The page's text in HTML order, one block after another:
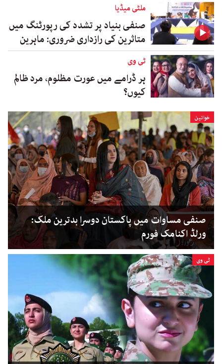
ملٹی میڈیا
صنفی بنیاد پر تشدد کی رپورٹنگ میں
متاثرین کی رازداری ضروری: ماہرین
ٹی وی
ہر ڈرامے میں عورت مظلوم، مرد ظالم
کیوں؟
خواتین
صنفی مساوات میں پاکستان دوسرا بدترین ملک:
ورلڈ اکنامک فورم
ٹی وی